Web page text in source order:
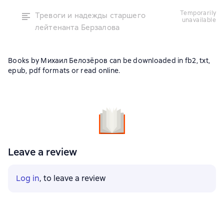
Тревоги и надежды старшего
лейтенанта Берзалова
temporarily
unavailable
Books by Михаил Белозёров can be downloaded in fb2, txt,
epub, pdf formats or read online.
Leave a review
Log in, to leave a review